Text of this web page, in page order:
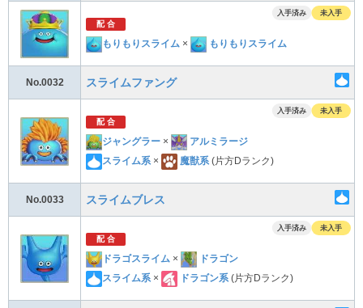
入手済み 未入手
配 合
もりもりスライム × もりもりスライム
No.0032 スライムファング
入手済み 未入手
配 合
ジャングラー ×
アルミラージ
スライム系 × 魔獣系 (片方Dランク)
No.0033 スライムブレス
入手済み 未入手
配 合
ドラゴスライム ×
ドラゴン
スライム系 × ドラゴン系 (片方Dランク)